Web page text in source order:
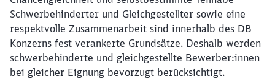
Schwerbehinderter und Gleichgestellter sowie eine
respektvolle Zusammenarbeit sind innerhalb des DB
Konzerns fest verankerte Grundsätze. Deshalb werden
schwerbehinderte und gleichgestellte Bewerber:innen
bei gleicher Eignung bevorzugt berücksichtigt.